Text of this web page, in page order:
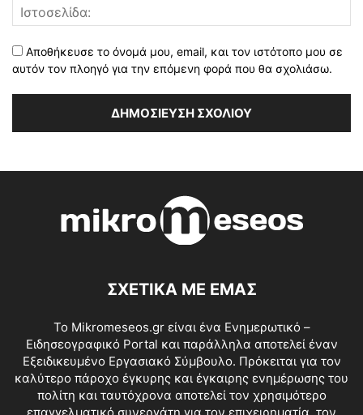
Αποθήκευσε το όνομά μου, email, και τον ιστότοπο μου σε
αυτόν τον πλοηγό για την επόμενη φορά που θα σχολιάσω.
ΣΧΕΤΙΚΑ ΜΕ ΕΜΑΣ
Το Mikromeseos.gr είναι ένα Ενημερωτικό –
Ειδησεογραφικό Portal και παράλληλα αποτελεί έναν
Εξειδικευμένο Εργασιακό Σύμβουλο. Πρόκειται για τον
καλύτερο πάροχο έγκυρης και έγκαιρης ενημέρωσης του
πολίτη και ταυτόχρονα αποτελεί τον χρησιμότερο